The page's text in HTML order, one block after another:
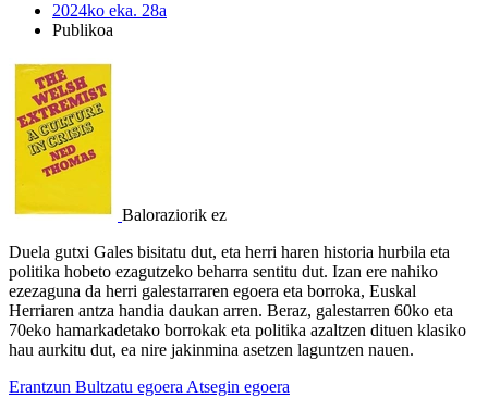
2024ko eka. 28a
Publikoa
Baloraziorik ez
Duela gutxi Gales bisitatu dut, eta herri haren historia hurbila eta
politika hobeto ezagutzeko beharra sentitu dut. Izan ere nahiko
ezezaguna da herri galestarraren egoera eta borroka, Euskal
Herriaren antza handia daukan arren. Beraz, galestarren 60ko eta
70eko hamarkadetako borrokak eta politika azaltzen dituen klasiko
hau aurkitu dut, ea nire jakinmina asetzen laguntzen nauen.
Erantzun Bultzatu egoera Atsegin egoera